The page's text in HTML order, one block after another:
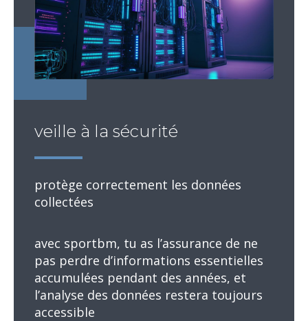
veille à la sécurité
protège correctement les données
collectées
avec sportbm, tu as l’assurance de ne
pas perdre d’informations essentielles
accumulées pendant des années, et
l’analyse des données restera toujours
accessible